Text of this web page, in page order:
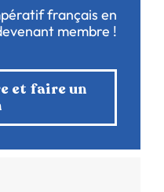
français en
membre !
et faire un